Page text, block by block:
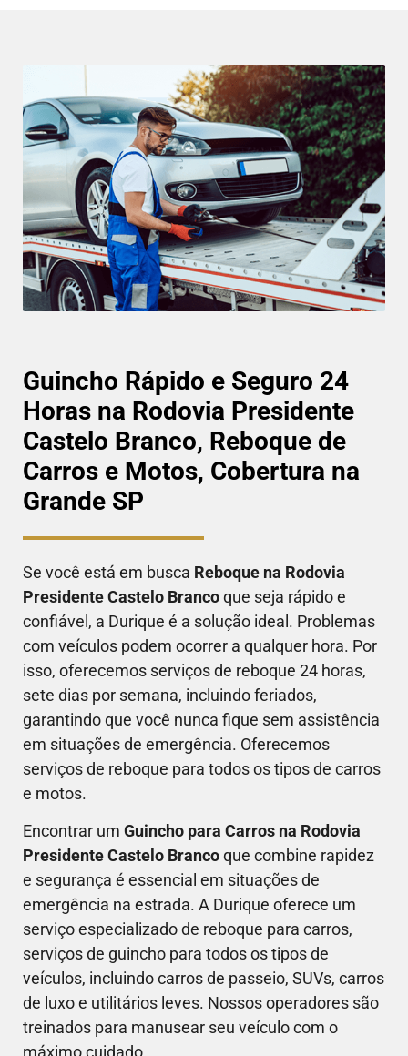
Guincho Rápido e Seguro 24
Horas na Rodovia Presidente
Castelo Branco, Reboque de
Carros e Motos, Cobertura na
Grande SP
Se você está em busca Reboque na Rodovia
Presidente Castelo Brancoque seja rápido e
confiável, a Durique é a solução ideal. Problemas
com veículos podem ocorrer a qualquer hora. Por
isso, oferecemos serviços de reboque 24 horas,
sete dias por semana, incluindo feriados,
garantindo que você nunca fique sem assistência
em situações de emergência. Oferecemos
serviços de reboque para todos os tipos de carros
e motos.
Encontrar um Guincho para Carros na Rodovia
Presidente Castelo Brancoque combine rapidez
e segurança é essencial em situações de
emergência na estrada. A Durique oferece um
serviço especializado de reboque para carros,
serviços de guincho para todos os tipos de
veículos, incluindo carros de passeio, SUVs, carros
de luxo e utilitários leves. Nossos operadores são
treinados para manusear seu veículo com o
máximo cuidado.